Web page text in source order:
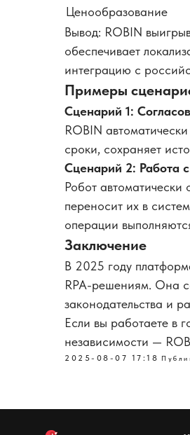
Ценообразование
Вывод: ROBIN
обеспечивает
интеграцию с
Примеры
Сценарий 1:
ROBIN
сроки, сохраняет
Сценарий 2: Работа
Робот
переносит их в
операции
Заключение
В 2025 году
RPA-решениям. Она
законодательства и
Если вы работаете в
независимости —
2025-08-07 17:18